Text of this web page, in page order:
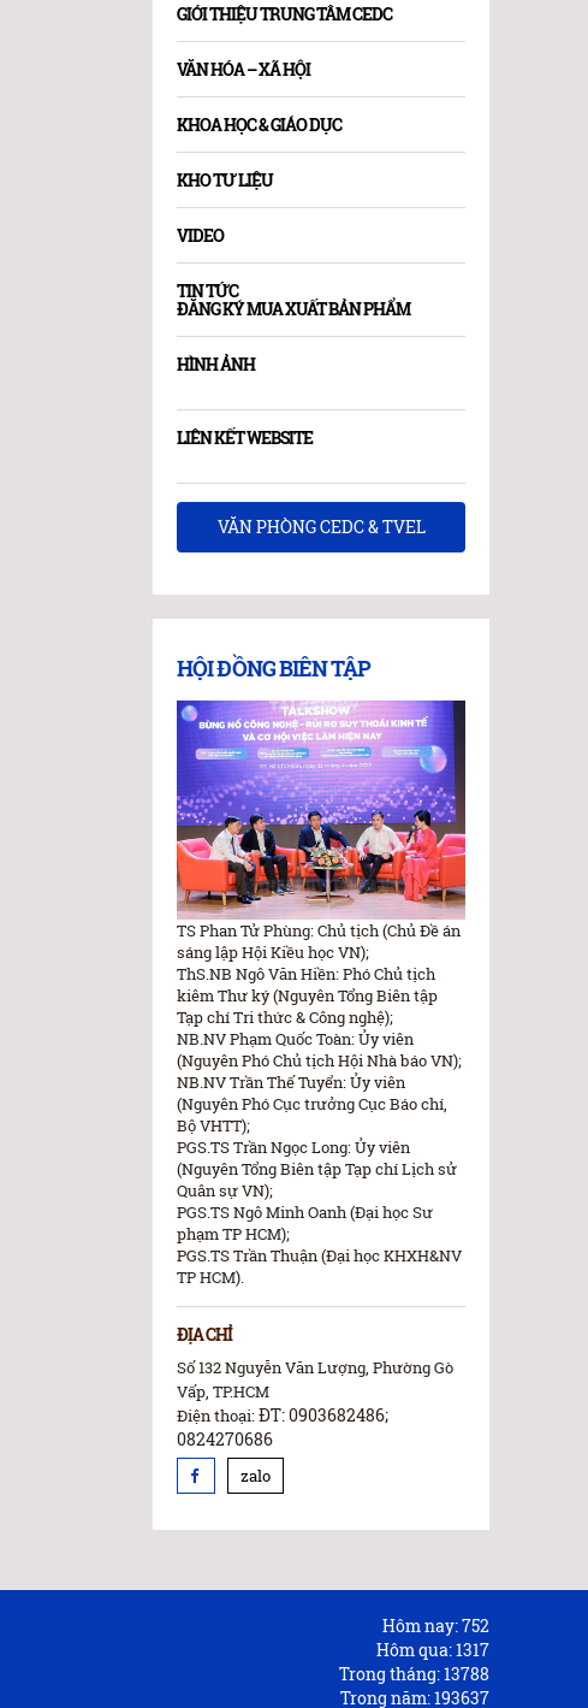
GIỚI THIỆU TRUNG TÂM CEDC
VĂN HÓA – XÃ HỘI
KHOA HỌC & GIÁO DỤC
KHO TƯ LIỆU
VIDEO
TIN TỨC
ĐĂNG KÝ MUA XUẤT BẢN PHẨM
HÌNH ẢNH
LIÊN KẾT WEBSITE
VĂN PHÒNG CEDC & TVEL
HỘI ĐỒNG BIÊN TẬP
TS Phan Tử Phùng: Chủ tịch (Chủ Đề án
sáng lập Hội Kiều học VN);
ThS.NB Ngô Văn Hiền: Phó Chủ tịch
kiêm Thư ký (Nguyên Tổng Biên tập
Tạp chí Tri thức & Công nghệ);
NB.NV Phạm Quốc Toàn: Ủy viên
(Nguyên Phó Chủ tịch Hội Nhà báo VN);
NB.NV Trần Thế Tuyển: Ủy viên
(Nguyên Phó Cục trưởng Cục Báo chí,
Bộ VHTT);
PGS.TS Trần Ngọc Long: Ủy viên
(Nguyên Tổng Biên tập Tạp chí Lịch sử
Quân sự VN);
PGS.TS Ngô Minh Oanh (Đại học Sư
phạm TP HCM);
PGS.TS Trần Thuận (Đại học KHXH&NV
TP HCM).
ĐỊA CHỈ
Số 132 Nguyễn Văn Lượng, Phường Gò
Vấp, TP.HCM
Điện thoại:ĐT: 0903682486;
0824270686
zalo
Hôm nay:752
Hôm qua:1317
Trong tháng:13788
Trong năm:193637